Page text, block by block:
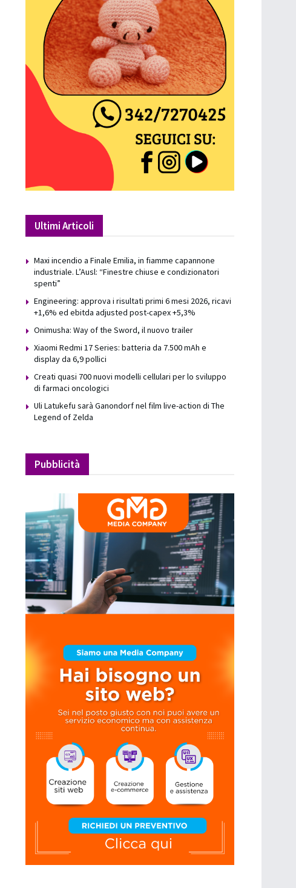
Ultimi Articoli
Maxi incendio a Finale Emilia, in fiamme capannone
industriale. L’Ausl: “Finestre chiuse e condizionatori
spenti”
Engineering: approva i risultati primi 6 mesi 2026, ricavi
+1,6% ed ebitda adjusted post-capex +5,3%
Onimusha: Way of the Sword, il nuovo trailer
Xiaomi Redmi 17 Series: batteria da 7.500 mAh e
display da 6,9 pollici
Creati quasi 700 nuovi modelli cellulari per lo sviluppo
di farmaci oncologici
Uli Latukefu sarà Ganondorf nel film live-action di The
Legend of Zelda
Pubblicità